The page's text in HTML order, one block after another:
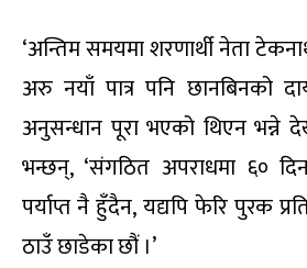
‘अन्तिम समयमा शरणार्थी नेता
अरु नयाँ पात्र पनि छानबिनको
अनुसन्धान पूरा भएको थिएन भन्ने
भन्छन्, ‘संगठित अपराधमा ६०
पर्याप्त नै हुँदैन, यद्यपि फेरि पुरक
ठाउँ छाडेका छौं ।’